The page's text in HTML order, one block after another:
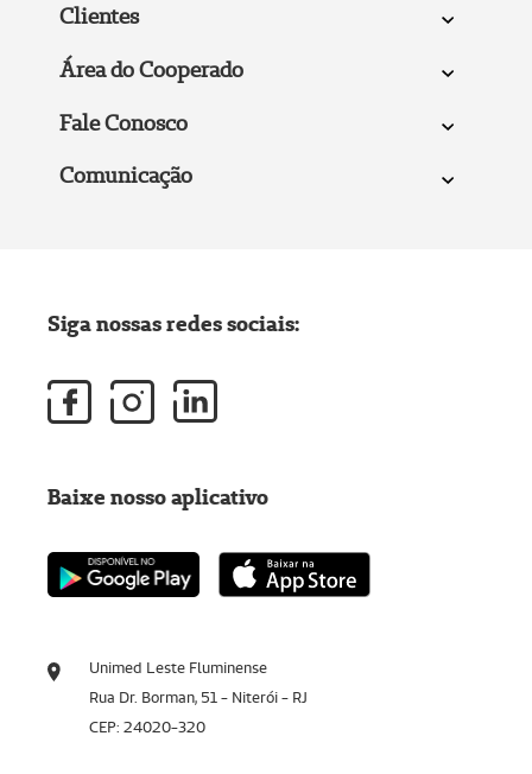
Clientes
Área do Cooperado
Fale Conosco
Comunicação
Unimed Leste Fluminense
Rua Dr. Borman, 51 - Niterói - RJ
CEP: 24020-320
Siga nossas redes sociais:
Baixe nosso aplicativo